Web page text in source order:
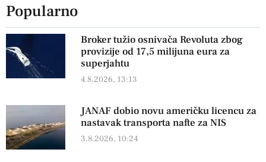
Popularno
Broker tužio osnivača Revoluta zbog
provizije od 17,5 milijuna eura za
superjahtu
4.8.2026, 13:13
JANAF dobio novu američku licencu za
nastavak transporta nafte za NIS
3.8.2026, 10:24